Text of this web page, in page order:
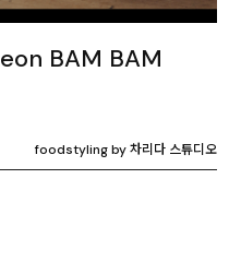
BAM BAM
foodstyling by 차리다 스튜디오